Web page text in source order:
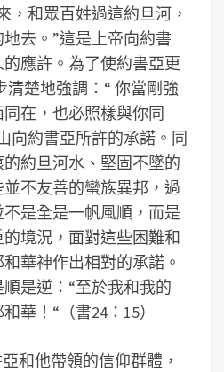
，和眾百姓過這約旦河，
去。”這是上帝向約書
應許。為了使約書亞更
清楚地強調：“ 你當剛強
在，也必照樣與你同
向約書亞所許的承諾。同
約旦河水、堅固不墜的
不友善的蠻族異邦，過
是全是一帆風順，而是
境況，面對這些困難和
華神作出相對的承諾。
是逆：“至於我和我的
華！“（書24：15）
和他帶領的信仰群體，